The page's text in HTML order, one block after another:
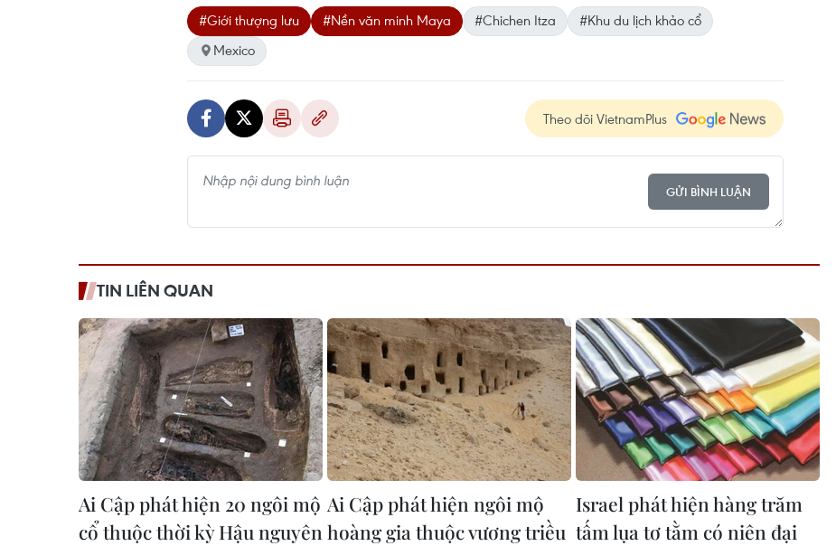
#Giới thượng lưu #Nền văn minh Maya #Chichen Itza
#Khu du lịch khảo cổ
Mexico
Theo dõi VietnamPlus
GỬI BÌNH LUẬN
TIN LIÊN QUAN
Ai Cập phát hiện 20 ngôi mộ
cổ thuộc thời kỳ Hậu nguyên
Ai Cập phát hiện ngôi mộ
hoàng gia thuộc vương triều
Israel phát hiện hàng trăm
tấm lụa tơ tằm có niên đại